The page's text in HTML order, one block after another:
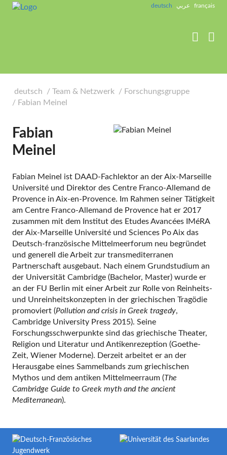
label_goto_content deutsch عربي français


deutsch Team & Netzwerk
Forschungsgruppe
Fabian Meinel
Fabian
Meinel
Fabian Meinel ist DAAD-Fachlektor an der Aix-Marseille
Université und Direktor des Centre Franco-Allemand de
Provence in Aix-en-Provence. Im Rahmen seiner Tätigkeit
am Centre Franco-Allemand de Provence hat er 2017
zusammen mit dem Institut des Etudes Avancées IMéRA
der Aix-Marseille Université und Sciences Po Aix das
Deutsch-französische Mittelmeerforum neu begründet
und generell die Arbeit zur transmediterranen
Partnerschaft ausgebaut. Nach einem Grundstudium an
der Universität Cambridge (Bachelor, Master) wurde er
an der FU Berlin mit einer Arbeit zur Rolle von Reinheits-
und Unreinheitskonzepten in der griechischen Tragödie
promoviert (Pollution and crisis in Greek tragedy,
Cambridge University Press 2015). Seine
Forschungsschwerpunkte sind das griechische Theater,
Religion und Literatur und Antikenrezeption (Goethe-
Zeit, Wiener Moderne). Derzeit arbeitet er an der
Herausgabe eines Sammelbands zum griechischen
Mythos und dem antiken Mittelmeerraum (The
Cambridge Guide to Greek myth and the ancient
Mediterranean).